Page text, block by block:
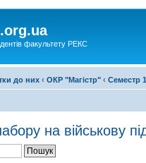
факультету РЕКС
до них ‹ ОКР "Магістр" ‹ Семестр
на військову